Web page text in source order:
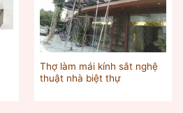
Thợ làm mái kính sắt nghệ
thuật nhà biệt thự